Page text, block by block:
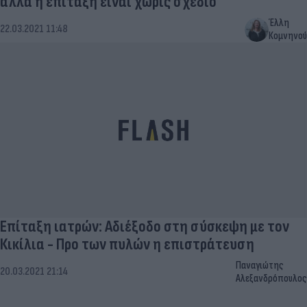
22.03.2021 11:48
Έλλη
Κομνηνού
Επίταξη ιατρών: Αδιέξοδο στη σύσκεψη με τον
Κικίλια - Προ των πυλών η επιστράτευση
20.03.2021 21:14
Παναγιώτης
Αλεξανδρόπουλος